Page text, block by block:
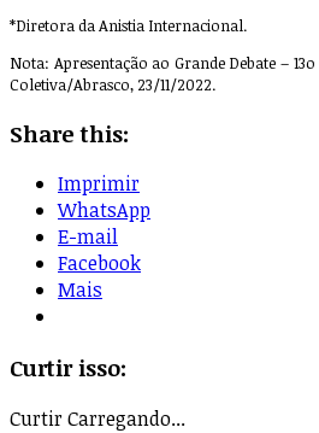
*Diretora da Anistia Internacional.
Nota: Apresentação ao Grande Debate –
Coletiva/Abrasco, 23/11/2022.
Share this:
Imprimir
WhatsApp
E-mail
Facebook
Mais
Curtir isso:
CurtirCarregando...